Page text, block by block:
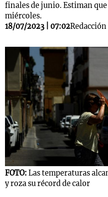
finales de junio. Estiman
miércoles.
18/07/2023 | 07:02Redacción
FOTO: Las temperaturas
y roza su récord de calor
Notas